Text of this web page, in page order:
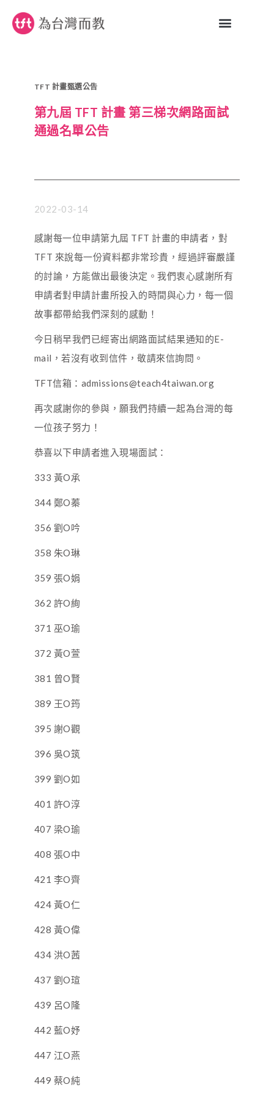
TFT 計畫甄選公告
第九屆 TFT 計畫 第三梯次網路面試
通過名單公告
2022-03-14
感謝每一位申請第九屆 TFT 計畫的申請者，對
TFT 來說每一份資料都非常珍貴，經過評審嚴謹
的討論，方能做出最後決定。我們衷心感謝所有
申請者對申請計畫所投入的時間與心力，每一個
故事都帶給我們深刻的感動！
今日稍早我們已經寄出網路面試結果通知的E-
mail，若沒有收到信件，敬請來信詢問。
TFT信箱：admissions@teach4taiwan.org
再次感謝你的參與，願我們持續一起為台灣的每
一位孩子努力！
恭喜以下申請者進入現場面試：
333 黃O承
344 鄭O蓁
356 劉O吟
358 朱O琳
359 張O娟
362 許O絢
371 巫O瑜
372 黃O萱
381 曾O賢
389 王O筠
395 謝O觀
396 吳O筑
399 劉O如
401 許O淳
407 梁O瑜
408 張O中
421 李O齊
424 黃O仁
428 黃O偉
434 洪O茜
437 劉O瑄
439 呂O隆
442 藍O妤
447 江O燕
449 蔡O純